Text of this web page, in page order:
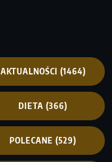
AKTUALNOŚCI (1464)
DIETA (366)
POLECANE (529)